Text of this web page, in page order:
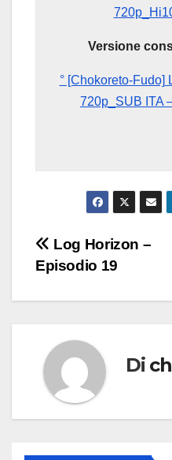
Versione
° [Chokoreto-Fudo]
720p_SUB ITA
Navigazione
articoli
Log Horizon –
Episodio 19
Di